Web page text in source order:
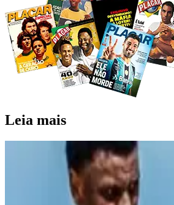
Leia mais